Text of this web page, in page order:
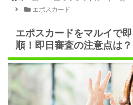
エポスカード
エポスカードをマルイで
順！即日審査の注意点は？